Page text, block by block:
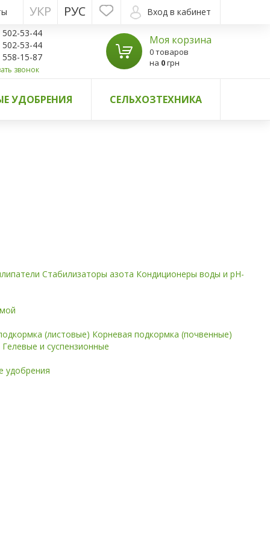
Вход в кабинет
РУС
УКР
502-53-44
502-53-44
558-15-87
звонок
Моя корзина
0 товаров
на 0грн
УДОБРЕНИЯ СЕЛЬХОЗТЕХНИКА
Стабилизаторы азота Кондиционеры воды и pH-
(листовые) Корневая подкормка (почвенные)
Гелевые и суспензионные
удобрения